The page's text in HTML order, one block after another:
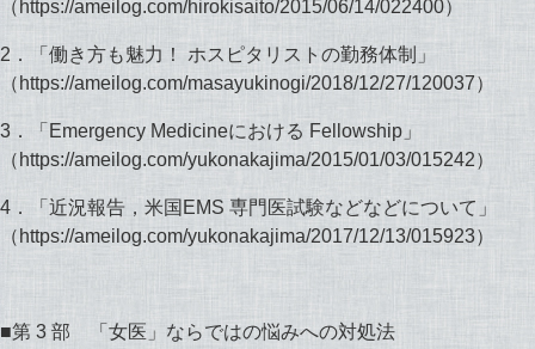
（https://ameilog.com/hirokisaito/2015/06/14/022400）
2．「働き方も魅力！ ホスピタリストの勤務体制」
（https://ameilog.com/masayukinogi/2018/12/27/120037）
3．「Emergency Medicineにおける Fellowship」
（https://ameilog.com/yukonakajima/2015/01/03/015242）
4．「近況報告，米国EMS 専門医試験などなどについて」
（https://ameilog.com/yukonakajima/2017/12/13/015923）
■第 3 部 「女医」ならではの悩みへの対処法